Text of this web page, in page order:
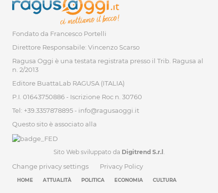
Fondato da Francesco Portelli
Direttore Responsabile: Vincenzo Scarso
Ragusa Oggi è una testata registrata presso il Trib. Ragusa al
n. 2/2013
Editore BuattaLab RAGUSA (ITALIA)
P.I. 01643750886 - Iscrizione Roc n. 30760
Tel: +39.3357878895 - info@ragusaoggi.it
Questo sito è associato alla
Sito Web sviluppato da Digitrend S.r.l
Change privacy settings Privacy Policy
HOME ATTUALITÀ POLITICA ECONOMIA CULTURA